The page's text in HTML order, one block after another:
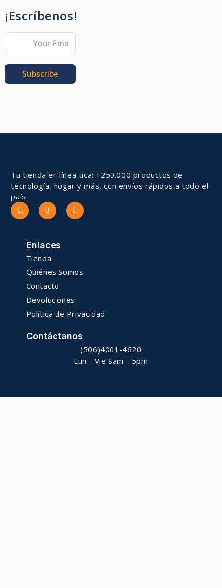
¡Escríbenos!
Subscribe
Tu tienda en línea tica: +250.000 productos de
tecnología, hogar y más, con envíos rápidos a todo el
país.
Enlaces
Tienda
Quiénes Somos
Contacto
Devoluciones
Política de Privacidad
Contáctanos
(506)4001-4620
Lun - Vie 8am - 5pm